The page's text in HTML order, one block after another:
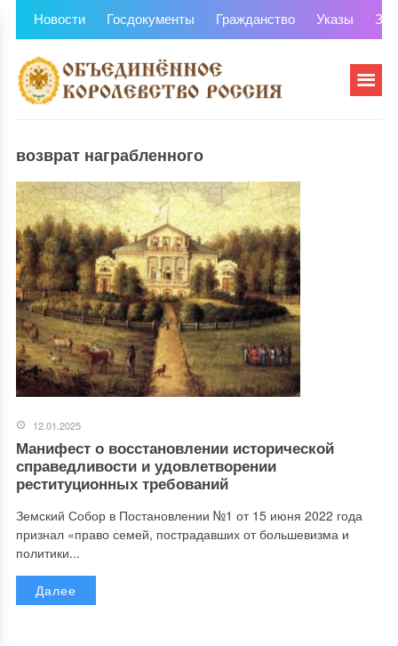
Новости Госдокументы Гражданство Указы
возврат награбленного
12.01.2025
Манифест о восстановлении исторической
справедливости и удовлетворении
реституционных требований
Земский Собор в Постановлении №1 от 15 июня 2022 года
признал «право семей, пострадавших от большевизма и
политики...
Далее